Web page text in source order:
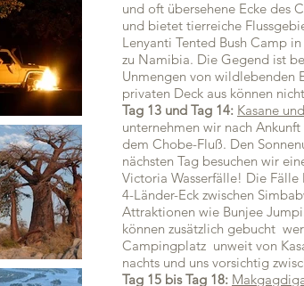
und oft übersehene Ecke des
und bietet tierreiche
Lenyanti Tented Bush Camp
zu Namibia. Die Gegend ist
Unmengen von wildlebenden
privaten Deck aus können
Tag 13 und Tag 14: Kasane
unternehmen wir nach
dem Chobe-Fluß. Den
nächsten Tag besuchen wir
Victoria Wasserfälle! Die
4-Länder-Eck zwischen
Attraktionen wie Bunjee
können zusätzlich gebucht
Campingplatz unweit von
nachts und uns vorsichtig
Tag 15 bis Tag 18: